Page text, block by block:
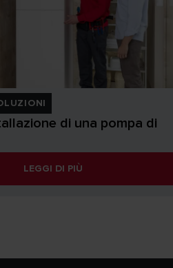
di una pompa di
LEGGI DI PIÙ